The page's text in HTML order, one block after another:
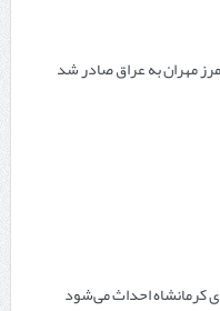
کرمانشاه احداث می‌شود